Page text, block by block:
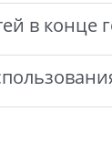
в конце